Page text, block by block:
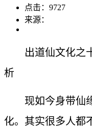
点击： 9727
来源：
出道仙文化之
析
现如今身带仙
化。其实很多人都